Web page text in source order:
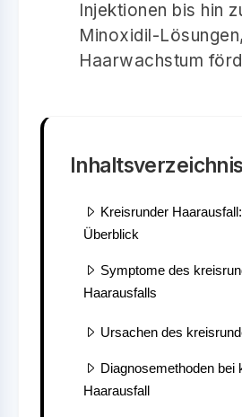
Injektionen bis hin
Minoxidil-
Haarwachstum
Kreisrunder
Überblick
Symptome des
Haarausfalls
Ursachen des
Diagnosemethoden bei
Haarausfall